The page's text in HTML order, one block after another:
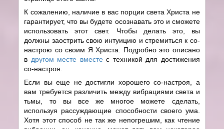
К сожалению, наличие в вас порции света Христа не
гарантирует, что вы будете осознавать это и сможете
использовать этот свет. Чтобы делать это, вы
должны заострить свою интуицию и стремиться к со-
настрою со своим Я Христа. Подробно это описано
в другом месте вместес техникой для достижения
со-настроя.
Если вы еще не достигли хорошего со-настроя, а
вам требуется различить между вибрациями света и
тьмы, то вы все же многое можете сделать,
используя рассуждающие способности своего ума.
Хотя этот способ не так же непогрешим, как чтение